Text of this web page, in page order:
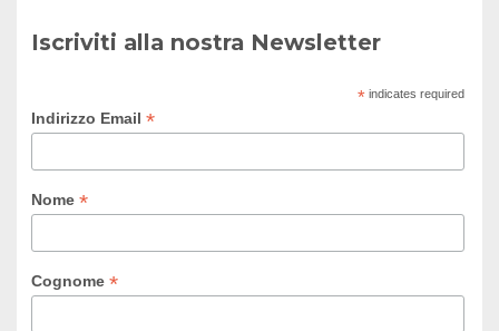
Iscriviti alla nostra Newsletter
*indicates required
Indirizzo Email *
Nome *
Cognome *